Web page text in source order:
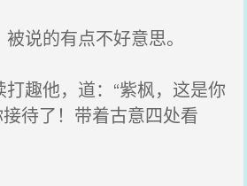
说的有点不好意思。
趣他，道：“紫枫，这是你
待了！带着古意四处看